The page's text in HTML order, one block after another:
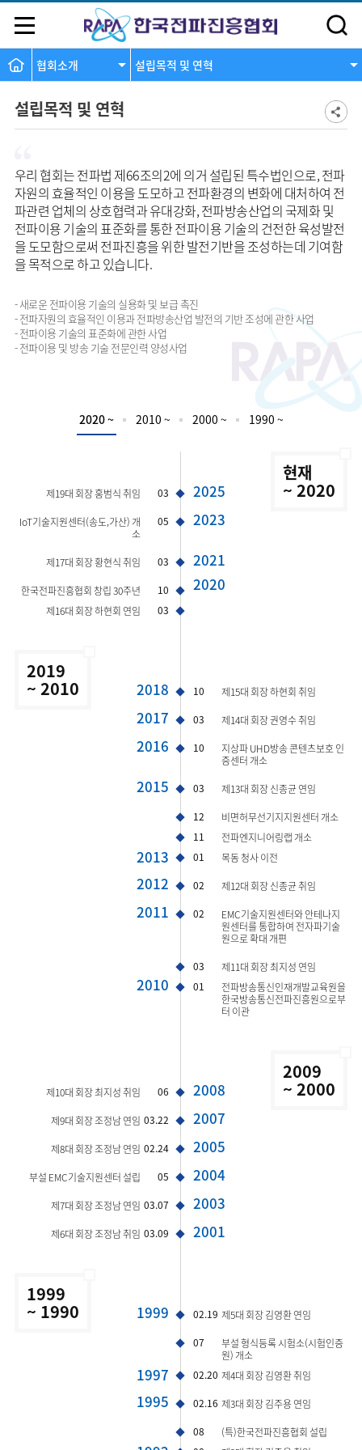
협회소개 설립목적 및 연혁
설립목적 및 연혁
우리 협회는 전파법 제66조의2에 의거 설립된 특수법인으로, 전파
자원의 효율적인 이용을 도모하고 전파환경의 변화에 대처하여 전
파관련 업체의 상호협력과 유대강화, 전파방송산업의 국제화 및
전파이용 기술의 표준화를 통한 전파이용 기술의 건전한 육성발전
을 도모함으로써 전파진흥을 위한 발전기반을 조성하는데 기여함
을 목적으로 하고 있습니다.
- 새로운 전파이용 기술의 실용화 및 보급 촉진
- 전파자원의 효율적인 이용과 전파방송산업 발전의 기반 조성에 관한 사업
- 전파이용 기술의 표준화에 관한 사업
- 전파이용 및 방송 기술 전문인력 양성사업
2020 ~ 2010 ~ 2000 ~ 1990 ~
현재
~ 2020
2025
03
제19대 회장 홍범식 취임
2023
05
IoT기술지원센터(송도,가산) 개
소
2021
03
제17대 회장 황현식 취임
2020
10
한국전파진흥협회 창립 30주년
03
제16대 회장 하현회 연임
2019
~ 2010 2018 10 제15대 회장 하현회 취임
2017 03 제14대 회장 권영수 취임
2016 10
지상파 UHD방송 콘텐츠보호 인
증센터 개소
2015 03 제13대 회장 신종균 연임
2013
12
비면허무선기지지원센터 개소
11
전파엔지니어링랩 개소
01
목동 청사 이전
2012 02 제12대 회장 신종균 취임
2011 02
EMC기술지원센터와 안테나지
원센터를 통합하여 전자파기술
원으로 확대 개편
2010
03
제11대 회장 최지성 연임
01
전파방송통신인재개발교육원을
한국방송통신전파진흥원으로부
터 이관
2009
~ 2000
2008
06
제10대 회장 최지성 취임
2007
03.22
제9대 회장 조정남 연임
2005
02.24
제8대 회장 조정남 연임
2004
05
부설 EMC기술지원센터 설립
2003
03.07
제7대 회장 조정남 연임
2001
03.09
제6대 회장 조정남 취임
1999
~ 1990 1999 02.19 제5대 회장 김영환 연임
1997
07
부설 형식등록 시험소(시험인증
원) 개소
02.20 제4대 회장 김영환 취임
1995 02.16 제3대 회장 김주용 연임
08
(특)한국전파진흥협회 설립